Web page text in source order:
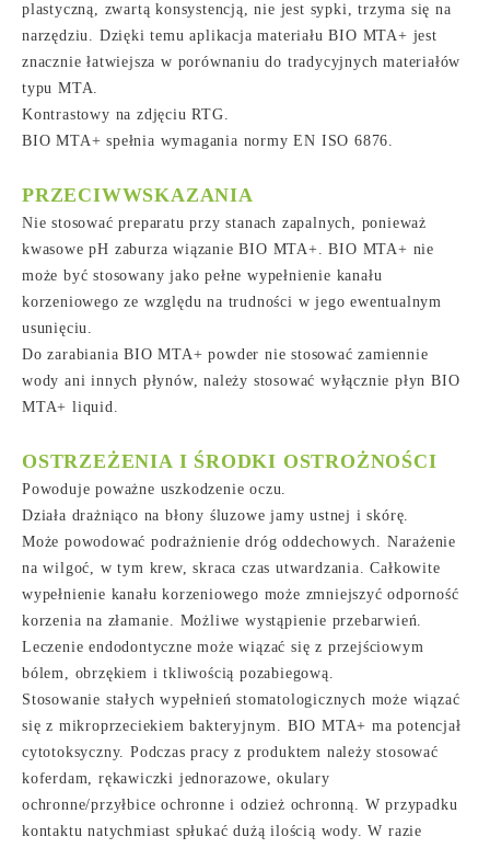
plastyczną, zwartą konsystencją, nie jest sypki, trzyma się na
narzędziu. Dzięki temu aplikacja materiału BIO MTA+ jest
znacznie łatwiejsza w porównaniu do tradycyjnych materiałów
typu MTA.
Kontrastowy na zdjęciu RTG.
BIO MTA+ spełnia wymagania normy EN ISO 6876.
PRZECIWWSKAZANIA
Nie stosować preparatu przy stanach zapalnych, ponieważ
kwasowe pH zaburza wiązanie BIO MTA+. BIO MTA+ nie
może być stosowany jako pełne wypełnienie kanału
korzeniowego ze względu na trudności w jego ewentualnym
usunięciu.
Do zarabiania BIO MTA+ powder nie stosować zamiennie
wody ani innych płynów, należy stosować wyłącznie płyn BIO
MTA+ liquid.
OSTRZEŻENIA I ŚRODKI OSTROŻNOŚCI
Powoduje poważne uszkodzenie oczu.
Działa drażniąco na błony śluzowe jamy ustnej i skórę.
Może powodować podrażnienie dróg oddechowych. Narażenie
na wilgoć, w tym krew, skraca czas utwardzania. Całkowite
wypełnienie kanału korzeniowego może zmniejszyć odporność
korzenia na złamanie. Możliwe wystąpienie przebarwień.
Leczenie endodontyczne może wiązać się z przejściowym
bólem, obrzękiem i tkliwością pozabiegową.
Stosowanie stałych wypełnień stomatologicznych może wiązać
się z mikroprzeciekiem bakteryjnym. BIO MTA+ ma potencjał
cytotoksyczny. Podczas pracy z produktem należy stosować
koferdam, rękawiczki jednorazowe, okulary
ochronne/przyłbice ochronne i odzież ochronną. W przypadku
kontaktu natychmiast spłukać dużą ilością wody. W razie